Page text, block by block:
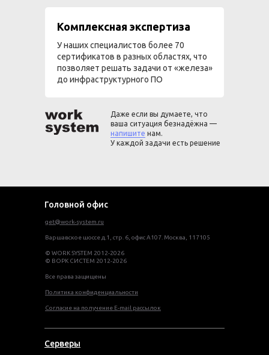
Комплексная экспертиза
У наших специалистов более 70
сертификатов в разных областях, что
позволяет решать задачи от «железа»
до инфраструктурного ПО
Даже если вы думаете, что
ваша ситуация безнадёжна —
напишите нам.
У каждой задачи есть решение
get@work-system.ru
Варшавское шоссе д.1, стр. 6, офис А107. Москва, 117105
© WORK SYSTEM 2012-2026
© ВОРК СИСТЕМ 2012-2026
Все права защищены
Политика конфиденциальности
Согласие на получение E-mail рассылок
Головной офис
Серверы